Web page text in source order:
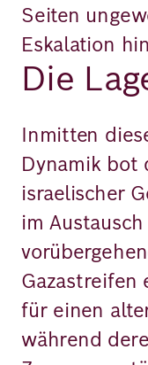
Seiten
Eskalation
Die
Inmitten
Dynamik bot
israelischer
im
Gazastreifen
für einen
während